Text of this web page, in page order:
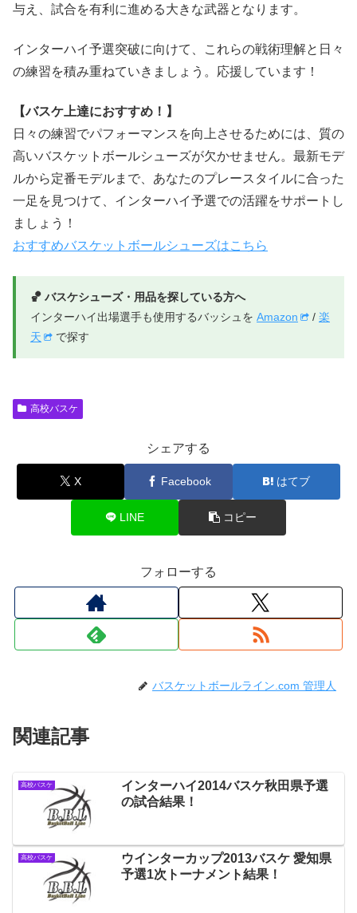
与え、試合を有利に進める大きな武器となります。
インターハイ予選突破に向けて、これらの戦術理解と日々
の練習を積み重ねていきましょう。応援しています！
【バスケ上達におすすめ！】
日々の練習でパフォーマンスを向上させるためには、質の
高いバスケットボールシューズが欠かせません。最新モデ
ルから定番モデルまで、あなたのプレースタイルに合った
一足を見つけて、インターハイ予選での活躍をサポートし
ましょう！
おすすめバスケットボールシューズはこちら
🏀 バスケシューズ・用品を探している方へ
インターハイ出場選手も使用するバッシュを Amazon / 楽
天
で探す
高校バスケ
シェアする
X Facebook はてブ
LINE コピー
フォローする
バスケットボールライン.com 管理人
関連記事
高校バスケ
インターハイ2014バスケ秋田県予選
の試合結果！
高校バスケ
ウインターカップ2013バスケ 愛知県
予選1次トーナメント結果！